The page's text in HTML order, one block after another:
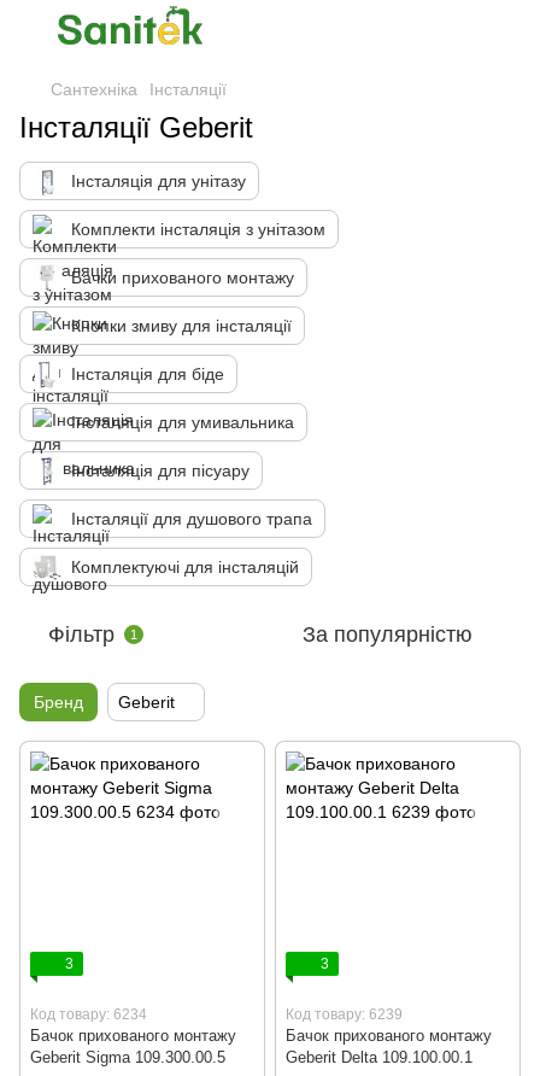
Сантехніка Інсталяції
Інсталяції Geberit
Інсталяція для унітазу
Комплекти інсталяція з унітазом
Бачки прихованого монтажу
Кнопки змиву для інсталяції
Інсталяція для біде
Інсталяція для умивальника
Інсталяція для пісуару
Інсталяції для душового трапа
Комплектуючі для інсталяцій
Фільтр 1 За популярністю
Бренд Geberit
3
Код товару: 6234
Бачок прихованого монтажу
Geberit Sigma 109.300.00.5
3
Код товару: 6239
Бачок прихованого монтажу
Geberit Delta 109.100.00.1